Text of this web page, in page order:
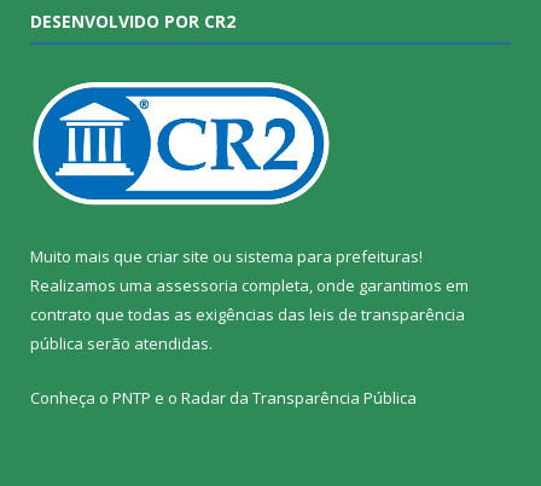
DESENVOLVIDO POR CR2
Muito mais que criar site ou sistema para prefeituras!
Realizamos uma assessoria completa, onde garantimos em
contrato que todas as exigências das leis de transparência
pública serão atendidas.
Conheça o PNTP e o Radar da Transparência Pública